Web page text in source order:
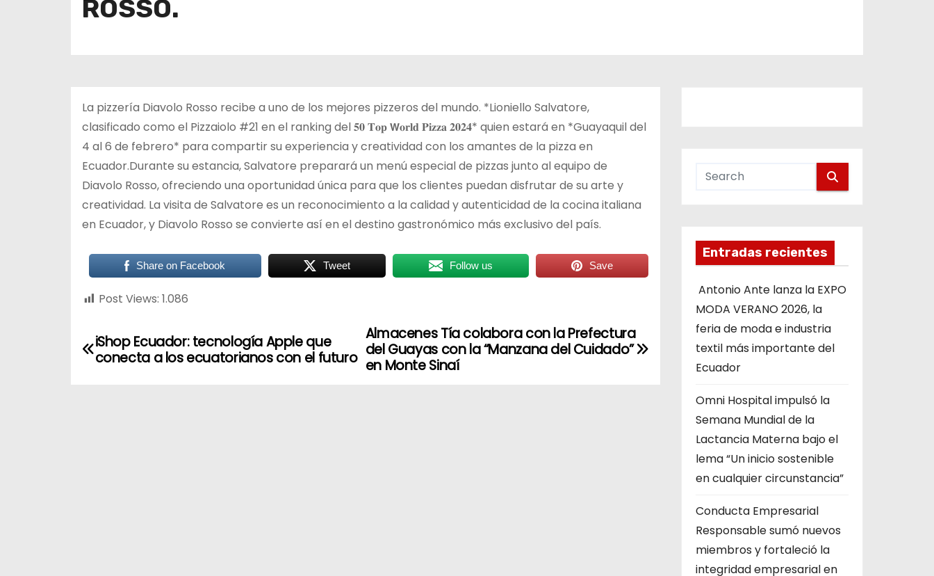
ROSSO.
La pizzería Diavolo Rosso recibe a uno de los mejores pizzeros del mundo. *Lioniello Salvatore,
clasificado como el Pizzaiolo #21 en el ranking del 𝟓𝟎 𝐓𝐨𝐩 𝗪𝐨𝐫𝐥𝐝 𝐏𝐢𝐳𝐳𝐚 𝟐𝟎𝟐𝟒* quien estará en *Guayaquil del
4 al 6 de febrero* para compartir su experiencia y creatividad con los amantes de la pizza en
Ecuador.Durante su estancia, Salvatore preparará un menú especial de pizzas junto al equipo de
Diavolo Rosso, ofreciendo una oportunidad única para que los clientes puedan disfrutar de su arte y
creatividad. La visita de Salvatore es un reconocimiento a la calidad y autenticidad de la cocina italiana
en Ecuador, y Diavolo Rosso se convierte así en el destino gastronómico más exclusivo del país.
Share on Facebook Tweet Follow us Save
Post Views: 1.086
Almacenes Tía colabora con la Prefectura
del Guayas con la “Manzana del Cuidado”
en Monte Sinaí
iShop Ecuador: tecnología Apple que
conecta a los ecuatorianos con el futuro
Entradas recientes
Antonio Ante lanza la EXPO
MODA VERANO 2026, la
feria de moda e industria
textil más importante del
Ecuador
Omni Hospital impulsó la
Semana Mundial de la
Lactancia Materna bajo el
lema “Un inicio sostenible
en cualquier circunstancia”
Conducta Empresarial
Responsable sumó nuevos
miembros y fortaleció la
integridad empresarial en